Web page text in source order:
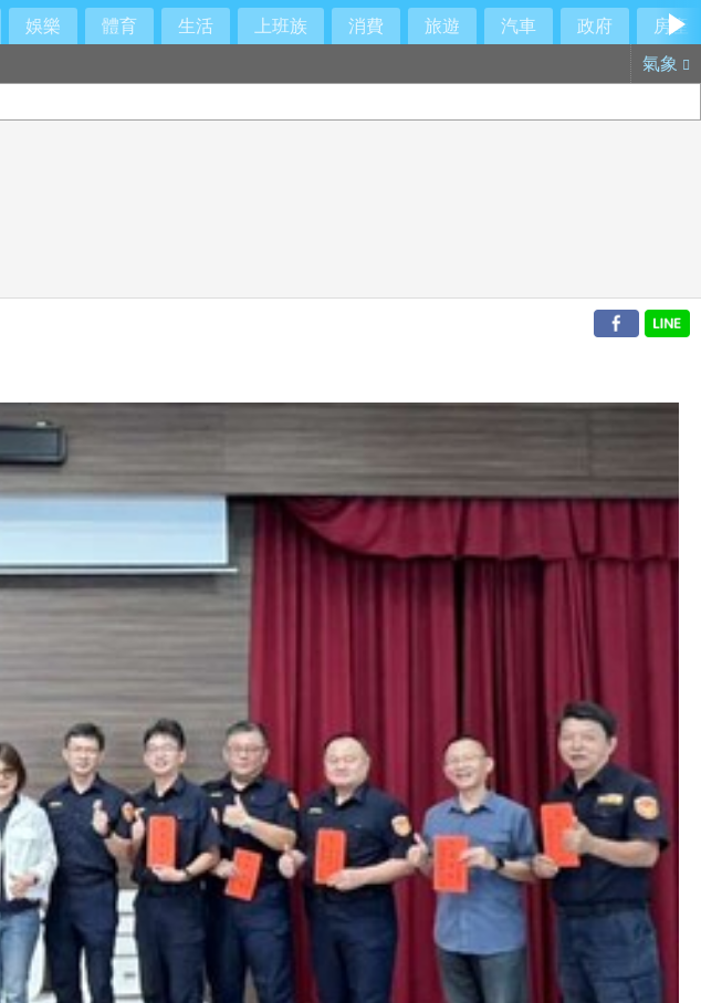
娛樂 體育 生活 上班族 消費 旅遊 汽車 政府
房產
氣象